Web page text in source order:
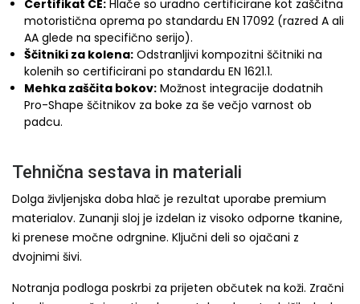
Certifikat CE: Hlače so uradno certificirane kot zaščitna
motoristična oprema po standardu EN 17092 (razred A ali
AA glede na specifično serijo).
Ščitniki za kolena: Odstranljivi kompozitni ščitniki na
kolenih so certificirani po standardu EN 1621.1.
Mehka zaščita bokov: Možnost integracije dodatnih
Pro-Shape ščitnikov za boke za še večjo varnost ob
padcu.
Tehnična sestava in materiali
Dolga življenjska doba hlač je rezultat uporabe premium
materialov. Zunanji sloj je izdelan iz visoko odporne tkanine,
ki prenese močne odrgnine. Ključni deli so ojačani z
dvojnimi šivi.
Notranja podloga poskrbi za prijeten občutek na koži. Zračni